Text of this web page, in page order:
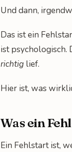
Und dann,
Das ist ein
ist psychologisch.
richtig lief.
Hier ist, was
Was ein
Ein Fehlstart ist,